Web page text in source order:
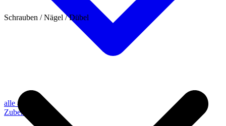
alle anzeigen
Zubehör
Schrauben / Nägel / Dübel